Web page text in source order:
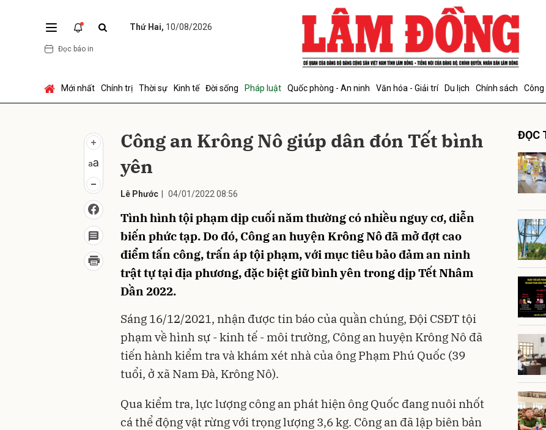
Thứ Hai, 10/08/2026
Đọc báo in
Mới nhất Chính trị Thời sự Kinh tế Đời sống Pháp luật Quốc phòng - An ninh Văn hóa - Giải trí Du lịch Chính sách Công
Công an Krông Nô giúp dân đón Tết bình
yên
Lê Phước 04/01/2022 08:56
Tình hình tội phạm dịp cuối năm thường có nhiều nguy cơ, diễn
biến phức tạp. Do đó, Công an huyện Krông Nô đã mở đợt cao
điểm tấn công, trấn áp tội phạm, với mục tiêu bảo đảm an ninh
trật tự tại địa phương, đặc biệt giữ bình yên trong dịp Tết Nhâm
Dần 2022.
Sáng 16/12/2021, nhận được tin báo của quần chúng, Đội CSĐT tội
phạm về hình sự - kinh tế - môi trường, Công an huyện Krông Nô đã
tiến hành kiểm tra và khám xét nhà của ông Phạm Phú Quốc (39
tuổi, ở xã Nam Đà, Krông Nô).
Qua kiểm tra, lực lượng công an phát hiện ông Quốc đang nuôi nhốt
cá thể động vật rừng với trọng lượng 3,6 kg. Công an đã lập biên bản
ĐỌC
Gửi bình luận